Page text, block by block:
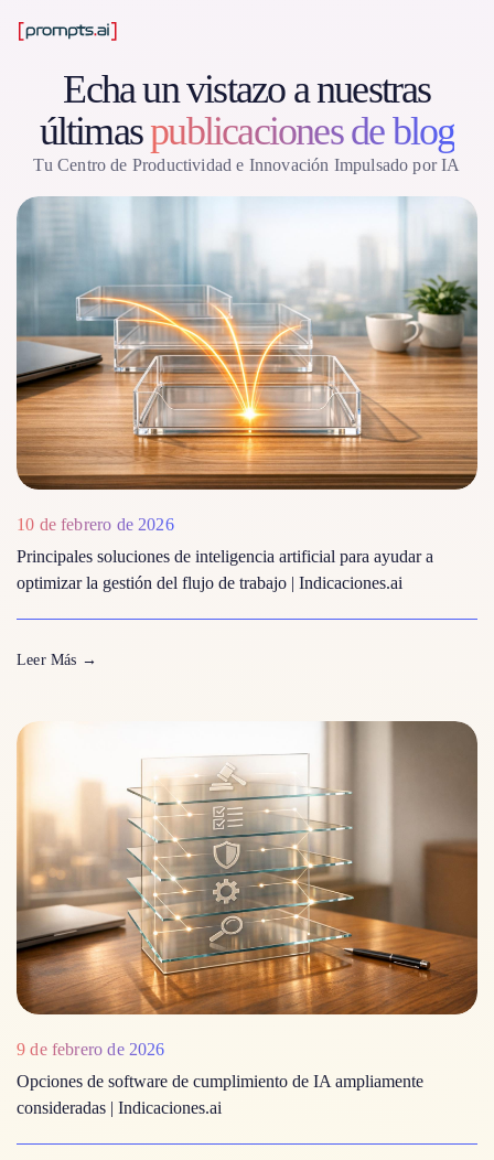
Echa un vistazo a nuestras
últimaspublicaciones de blog
Tu Centro de Productividad e Innovación Impulsado por IA
10 de febrero de 2026
Principales soluciones de inteligencia artificial para ayudar a
optimizar la gestión del flujo de trabajo | Indicaciones.ai
Leer Más →
9 de febrero de 2026
Opciones de software de cumplimiento de IA ampliamente
consideradas | Indicaciones.ai